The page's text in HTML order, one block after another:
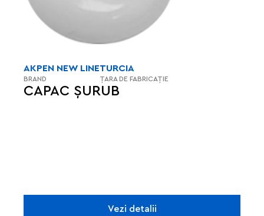
CAPAC ȘURUB
AKPEN NEW LINE
BRAND
TURCIA
ȚARA DE FABRICAȚIE
Vezi detalii